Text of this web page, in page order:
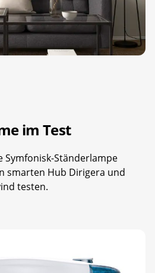
im Test
Symfonisk-Ständerlampe
smarten Hub Dirigera und
testen.